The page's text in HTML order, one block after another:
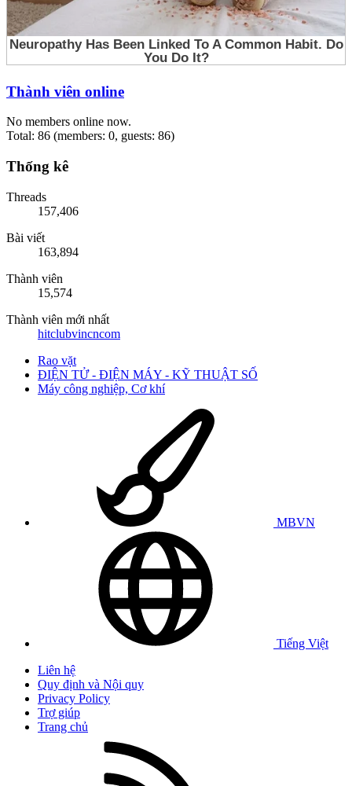
Thành viên online
No members online now.
Total: 86 (members: 0, guests: 86)
Thống kê
Threads
157,406
Bài viết
163,894
Thành viên
15,574
Thành viên mới nhất
hitclubvincncom
Rao vặt
ĐIỆN TỬ - ĐIỆN MÁY - KỸ THUẬT SỐ
Máy công nghiệp, Cơ khí
MBVN
Tiếng Việt
Liên hệ
Quy định và Nội quy
Privacy Policy
Trợ giúp
Trang chủ